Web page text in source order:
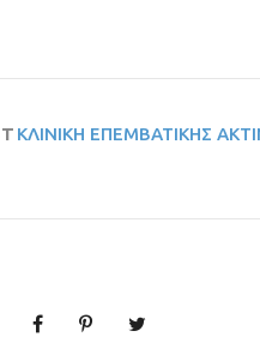
ΚΛΙΝΙΚΗ ΕΠΕΜΒΑΤΙΚΗΣ